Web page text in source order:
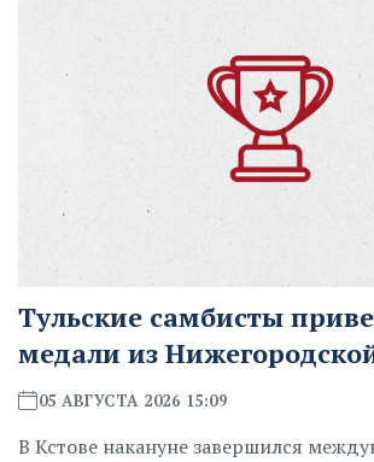
Тульские самбисты
медали из
05 АВГУСТА 2026 15:09
В Кстове накануне завершился